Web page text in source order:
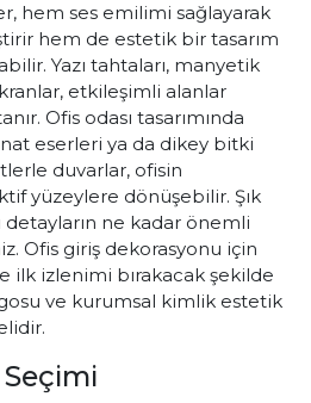
hem ses emilimi sağlayarak
hem de estetik bir tasarım
Yazı tahtaları, manyetik
etkileşimli alanlar
Ofis odası tasarımında
eserleri ya da dikey bitki
duvarlar, ofisin
yüzeylere dönüşebilir. Şık
detayların ne kadar önemli
Ofis giriş dekorasyonu için
ilk izlenimi bırakacak şekilde
ve kurumsal kimlik estetik
Seçimi